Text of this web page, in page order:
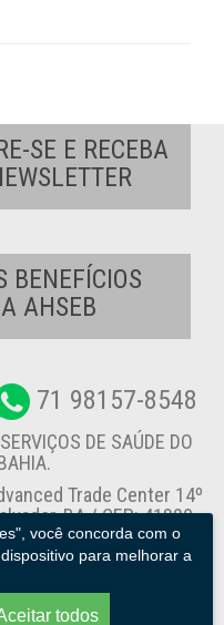
você concorda com o
para melhorar a
todos
SE E RECEBA
BENEFÍCIOS
AHSEB
71 98157-8548
DE SAÚDE DO
Trade Center 14º
BA / CEP: 41820-